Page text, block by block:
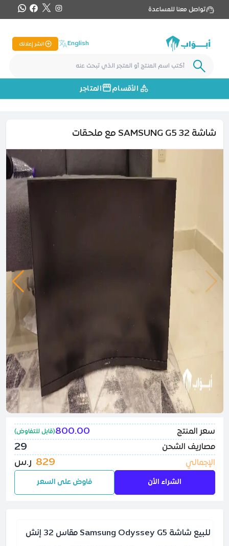
تواصل معنا للمساعدة
English انشر إعلانك
الأقسام المتاجر
شاشة SAMSUNG G5 32 مع ملحقات
سعر المنتج 800.00
(قابل للتفاوض)
مصاريف الشحن 29
الإجمالي 829 ر.س
الشراء الأن فاوض على السعر
للبيع شاشة Samsung Odyssey G5 مقاس 32 إنش